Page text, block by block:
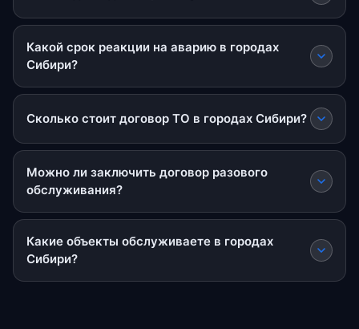
Какой срок реакции на аварию в городах
Сибири?
Сколько стоит договор ТО в городах Сибири?
Можно ли заключить договор разового
обслуживания?
Какие объекты обслуживаете в городах
Сибири?